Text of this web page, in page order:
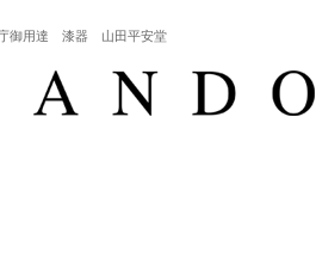
御用達 漆器 山田平安堂